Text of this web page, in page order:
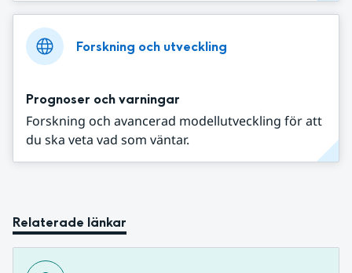
Forskning och utveckling
Prognoser och varningar
Forskning och avancerad modellutveckling för att
du ska veta vad som väntar.
Relaterade länkar